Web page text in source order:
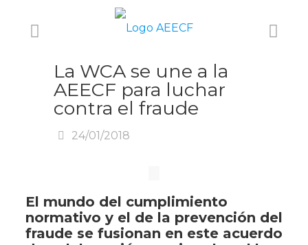
La WCA se une a la
AEECF para luchar
contra el fraude
24/01/2018
El mundo del cumplimiento
normativo y el de la prevención del
fraude se fusionan en este acuerdo